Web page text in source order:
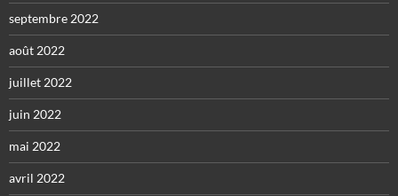
septembre 2022
août 2022
juillet 2022
juin 2022
mai 2022
avril 2022